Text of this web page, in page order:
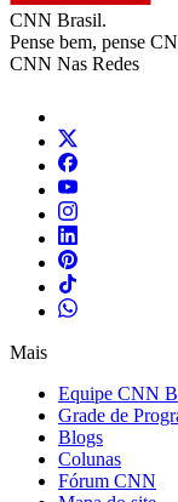
CNN Brasil.
Pense bem, pense
CNN Nas Redes
Mais
Equipe CNN
Grade de
Blogs
Colunas
Fórum CNN